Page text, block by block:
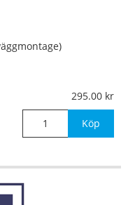
295.00
Köp